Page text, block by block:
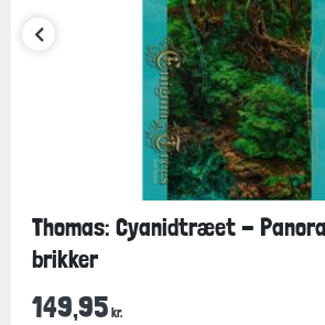
Thomas: Cyanidtræet -
brikker
149,95 kr.